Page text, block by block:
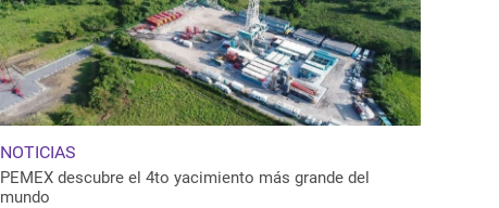
NOTICIAS
PEMEX descubre el 4to yacimiento más grande del
mundo